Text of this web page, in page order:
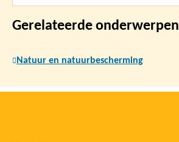
Gerelateerde onderwerpen
Natuur en natuurbescherming